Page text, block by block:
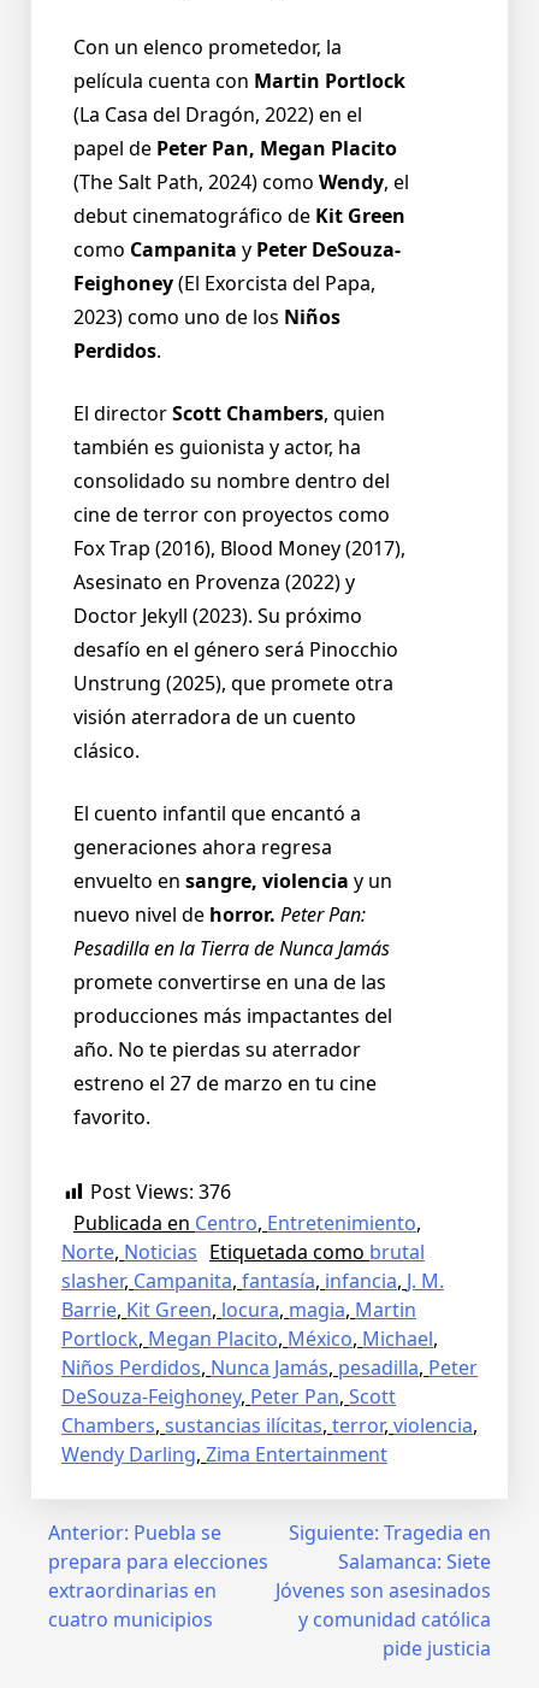
Con un elenco prometedor, la
película cuenta con Martin Portlock
(La Casa del Dragón, 2022) en el
papel de Peter Pan, Megan Placito
(The Salt Path, 2024) como Wendy, el
debut cinematográfico de Kit Green
como Campanita y Peter DeSouza-
Feighoney(El Exorcista del Papa,
2023) como uno de los Niños
Perdidos.
El directorScott Chambers, quien
también es guionista y actor, ha
consolidado su nombre dentro del
cine de terror con proyectos como
Fox Trap (2016), Blood Money (2017),
Asesinato en Provenza (2022) y
Doctor Jekyll (2023). Su próximo
desafío en el género será Pinocchio
Unstrung (2025), que promete otra
visión aterradora de un cuento
clásico.
El cuento infantil que encantó a
generaciones ahora regresa
envuelto en sangre, violencia y un
nuevo nivel de horror. Peter Pan:
Pesadilla en la Tierra de Nunca Jamás
promete convertirse en una de las
producciones más impactantes del
año. No te pierdas su aterrador
estreno el 27 de marzo en tu cine
favorito.
Post Views: 376
Publicada en Centro, Entretenimiento,
Norte, Noticias Etiquetada como brutal
slasher, Campanita, fantasía, infancia, J. M.
Barrie, Kit Green, locura, magia, Martin
Portlock, Megan Placito, México, Michael,
Niños Perdidos, Nunca Jamás, pesadilla, Peter
DeSouza-Feighoney, Peter Pan, Scott
Chambers, sustancias ilícitas, terror, violencia,
Wendy Darling, Zima Entertainment
Anterior: Puebla se
prepara para elecciones
extraordinarias en
cuatro municipios
Siguiente: Tragedia en
Salamanca: Siete
Jóvenes son asesinados
y comunidad católica
pide justicia